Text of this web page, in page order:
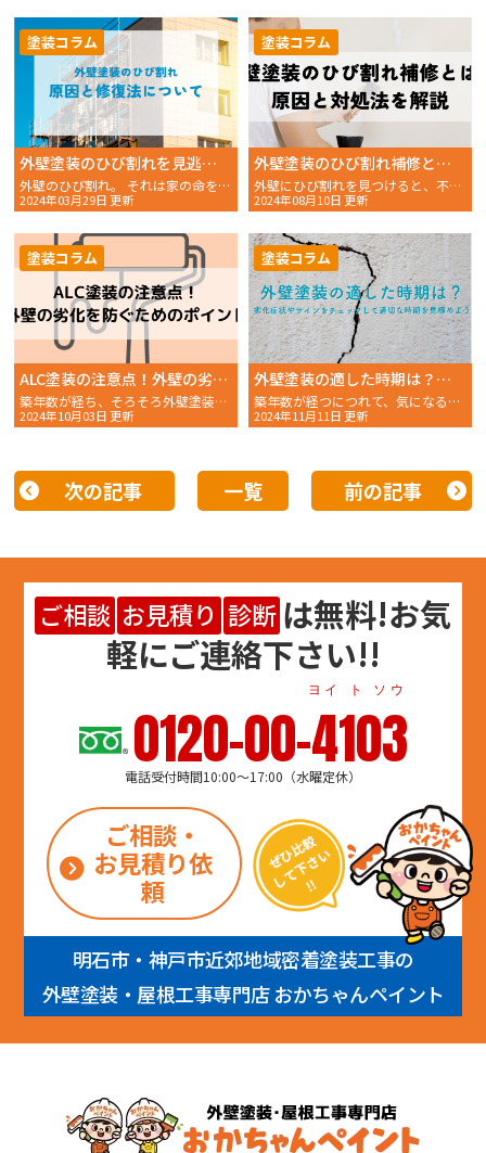
外壁塗装のひび割れを見逃さないように！原因と効果的な修復法をご紹介！
外壁のひび割れ。 それは家の命を左右するサインかもし
2024年03月29日 更新
塗装コラム
外壁塗装のひび割れ補修とは？原因と対処法を解説
外壁にひび割れを見つけると、不安になりますよね。小さなひび
2024年08月10日 更新
塗装コラム
ALC塗装の注意点！外壁の劣化を防ぐためのポイントを解説
築年数が経ち、そろそろ外壁塗装を検討している方もいらっしゃ
2024年10月03日 更新
塗装コラム
外壁塗装の適した時期は？劣化症状やサインをチェックして適切な時期を見極めよう
築年数が経つにつれて、気になるのが家の外壁の状態ですよね。
2024年11月11日 更新
塗装コラム
次の記事 一覧 前の記事
ご相談 お見積り 診断 は無料!お気
軽にご連絡下さい!!
0120-00-4103
ヨイ ト ソウ
電話受付時間10:00～17:00（水曜定休）
ご相談・
お見積り依
頼
明石市・神戸市近郊地域密着塗装工事の
外壁塗装・屋根工事専門店 おかちゃんペイント